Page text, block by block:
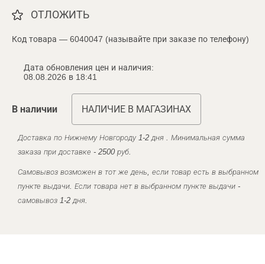
ОТЛОЖИТЬ
Код товара — 6040047 (называйте при заказе по телефону)
Дата обновления цен и наличия:
08.08.2026 в 18:41
В наличии НАЛИЧИЕ В МАГАЗИНАХ
Доставка по Нижнему Новгороду 1-2 дня . Минимальная сумма
заказа при доставке - 2500 руб.
Самовывоз возможен в тот же день, если товар есть в выбранном
пункте выдачи. Если товара нет в выбранном пункте выдачи -
самовывоз 1-2 дня.